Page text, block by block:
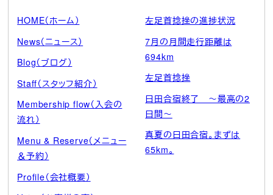
HOME（ホーム）
News（ニュース）
Blog（ブログ）
Staff（スタッフ紹介）
Membership flow（入会の
流れ）
Menu & Reserve（メニュー
＆予約）
Profile（会社概要）
左足首捻挫の進捗状況
7月の月間走行距離は
694km
左足首捻挫
日田合宿終了 ～最高の2
日間～
真夏の日田合宿。まずは
65km。